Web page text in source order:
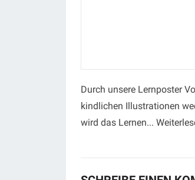
Durch unsere Lernposter
kindlichen Illustrationen
wird das Lernen...